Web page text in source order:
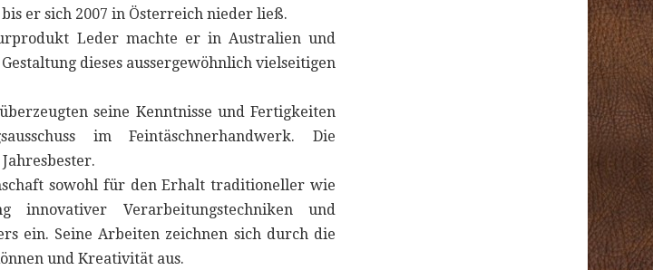
er sich 2007 in Österreich nieder ließ.
Leder machte er in Australien und
dieses aussergewöhnlich vielseitigen
seine Kenntnisse und Fertigkeiten
im Feintäschnerhandwerk. Die
sowohl für den Erhalt traditioneller wie
innovativer Verarbeitungstechniken und
ein. Seine Arbeiten zeichnen sich durch die
und Kreativität aus.